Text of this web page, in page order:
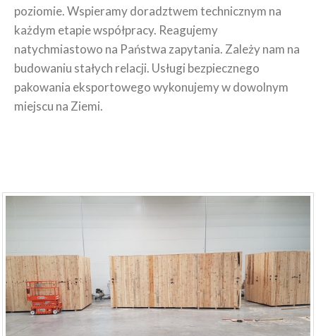
poziomie. Wspieramy doradztwem technicznym na
każdym etapie współpracy. Reagujemy
natychmiastowo na Państwa zapytania. Zależy nam na
budowaniu stałych relacji. Usługi bezpiecznego
pakowania eksportowego wykonujemy w dowolnym
miejscu na Ziemi.